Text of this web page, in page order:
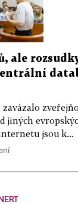
ale
zavázalo
jiných
jsou k...